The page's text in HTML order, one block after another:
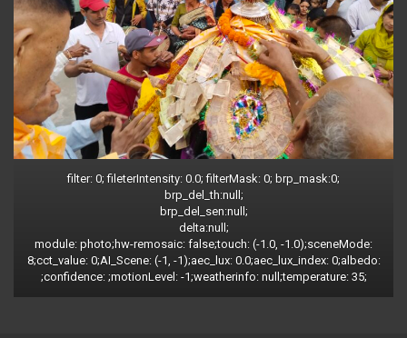
filter: 0; fileterIntensity: 0.0; filterMask: 0; brp_mask:0;
brp_del_th:null;
brp_del_sen:null;
delta:null;
module: photo;hw-remosaic: false;touch: (-1.0, -1.0);sceneMode:
8;cct_value: 0;AI_Scene: (-1, -1);aec_lux: 0.0;aec_lux_index: 0;albedo:
;confidence: ;motionLevel: -1;weatherinfo: null;temperature: 35;